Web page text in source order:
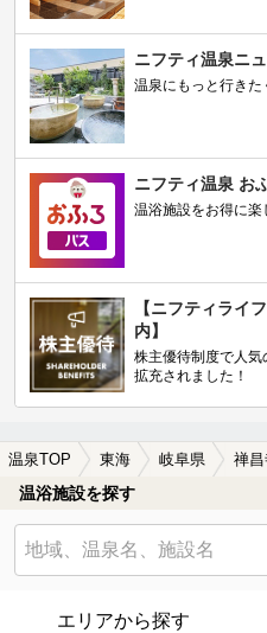
ニフティ温泉ニ
温泉にもっと行き
ニフティ温泉 お
温浴施設をお得に
【ニフティライ
内】
株主優待制度で人
拡充されました！
温泉TOP 東海 岐阜県 禅昌
温浴施設を探す
エリアから探す